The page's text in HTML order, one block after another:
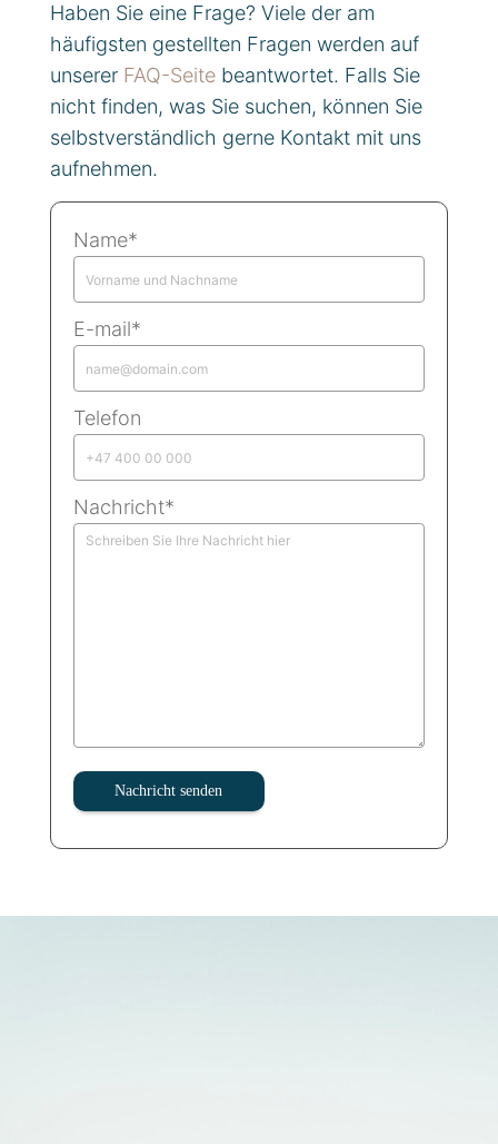
Haben Sie eine Frage? Viele der am
häufigsten gestellten Fragen werden auf
unserer FAQ-Seitebeantwortet. Falls Sie
nicht finden, was Sie suchen, können Sie
selbstverständlich gerne Kontakt mit uns
aufnehmen.
Name*
E-mail*
Telefon
Nachricht*